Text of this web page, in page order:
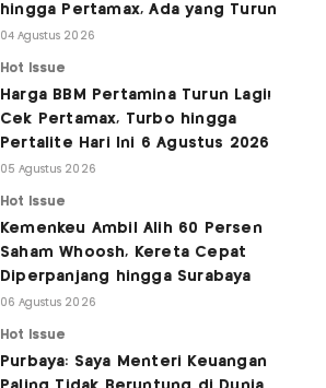
hingga Pertamax, Ada yang Turun
04 Agustus 2026
Hot Issue
Harga BBM Pertamina Turun Lagi!
Cek Pertamax, Turbo hingga
Pertalite Hari Ini 6 Agustus 2026
05 Agustus 2026
Hot Issue
Kemenkeu Ambil Alih 60 Persen
Saham Whoosh, Kereta Cepat
Diperpanjang hingga Surabaya
06 Agustus 2026
Hot Issue
Purbaya: Saya Menteri Keuangan